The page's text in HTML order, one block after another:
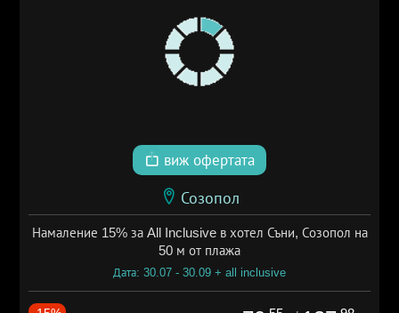
виж офертата
Созопол
Намаление 15% за All Inclusive в хотел Съни, Созопол на
50 м от плажа
Дата: 30.07 - 30.09 + all inclusive